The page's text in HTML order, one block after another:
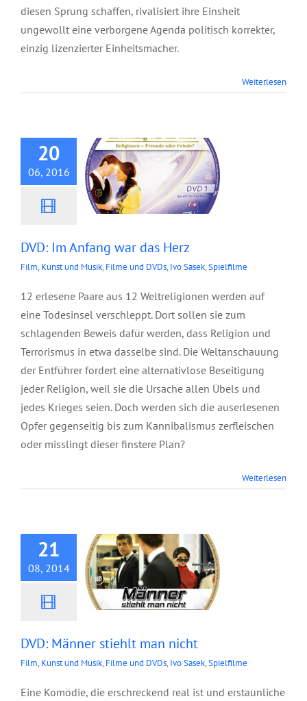
diesen Sprung schaffen, rivalisiert ihre Einsheit
ungewollt eine verborgene Agenda politisch korrekter,
einzig lizenzierter Einheitsmacher.
Weiterlesen
20
06, 2016
DVD: Im Anfang war
DVD: Im Anfang war das Herz
Film, Kunst und Musik, Filme und DVDs, Ivo Sasek,Spielfilme
12 erlesene Paare aus 12 Weltreligionen werden auf
eine Todesinsel verschleppt. Dort sollen sie zum
schlagenden Beweis dafür werden, dass Religion und
Terrorismus in etwa dasselbe sind. Die Weltanschauung
der Entführer fordert eine alternativlose Beseitigung
jeder Religion, weil sie die Ursache allen Übels und
jedes Krieges seien. Doch werden sich die auserlesenen
Opfer gegenseitig bis zum Kannibalismus zerfleischen
oder misslingt dieser finstere Plan?
Weiterlesen
21
08, 2014
DVD: Männer stiehlt
DVD: Männer stiehlt man nicht
Film, Kunst und Musik, Filme und DVDs, Ivo Sasek,Spielfilme
Eine Komödie, die erschreckend real ist und erstaunliche